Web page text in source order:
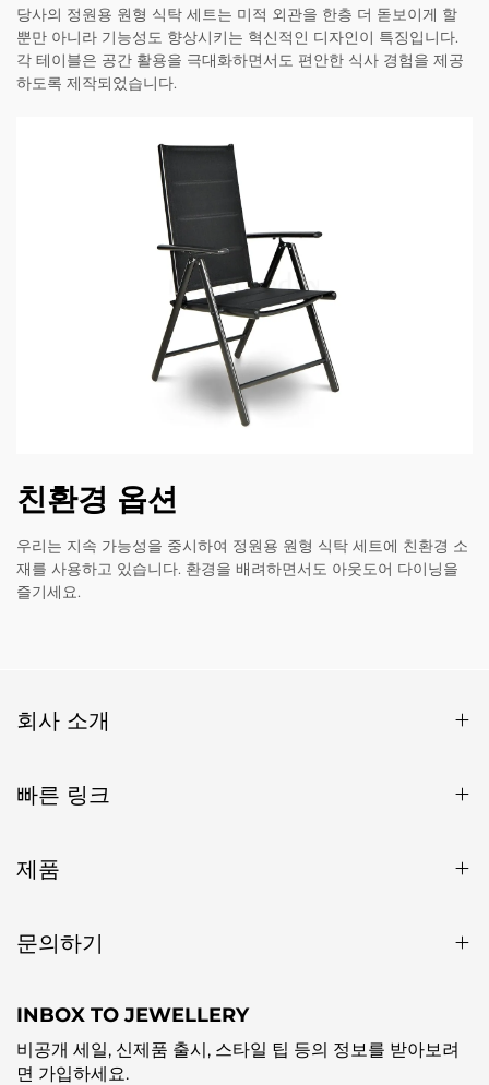
당사의 정원용 원형 식탁 세트는 미적 외관을 한층 더 돋보이게 할
뿐만 아니라 기능성도 향상시키는 혁신적인 디자인이 특징입니다.
각 테이블은 공간 활용을 극대화하면서도 편안한 식사 경험을 제공
하도록 제작되었습니다.
친환경 옵션
우리는 지속 가능성을 중시하여 정원용 원형 식탁 세트에 친환경 소
재를 사용하고 있습니다. 환경을 배려하면서도 아웃도어 다이닝을
즐기세요.
회사 소개
빠른 링크
제품
문의하기
INBOX TO JEWELLERY
비공개 세일, 신제품 출시, 스타일 팁 등의 정보를 받아보려
면 가입하세요.